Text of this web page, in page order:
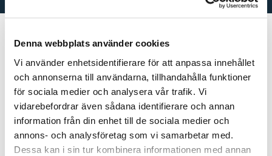
Denna webbplats använder cookies
Vi använder enhetsidentifierare för att anpassa innehållet
och annonserna till användarna, tillhandahålla funktioner
för sociala medier och analysera vår trafik. Vi
vidarebefordrar även sådana identifierare och annan
information från din enhet till de sociala medier och
annons- och analysföretag som vi samarbetar med.
Dessa kan i sin tur kombinera informationen med annan
Ring0709-688 422
Mailainfo@systerobror.se